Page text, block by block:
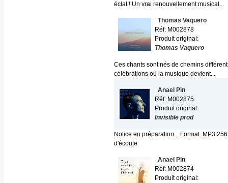
éclat ! Un vrai renouvellement musical...
Thomas Vaquero
Réf: M002878
Produit original:
Thomas Vaquero
Ces chants sont nés de chemins
célébrations où la musique devient...
Anael Pin
Réf: M002875
Produit original:
Invisible prod
Notice en préparation... Format :MP3
d'écoute
Anael Pin
Réf: M002874
Produit original: